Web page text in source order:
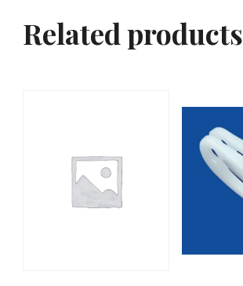
Related products